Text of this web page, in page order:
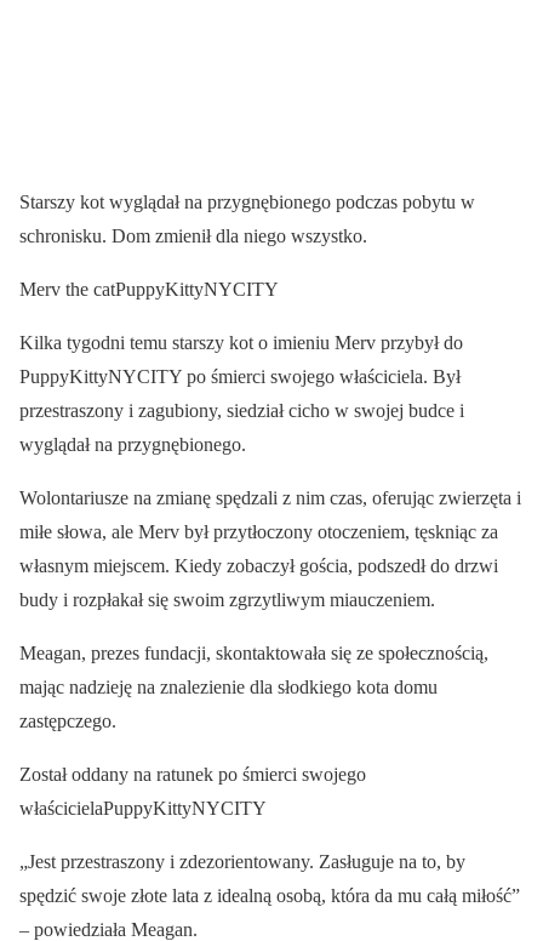
Starszy kot wyglądał na przygnębionego podczas pobytu w
schronisku. Dom zmienił dla niego wszystko.
Merv the catPuppyKittyNYCITY
Kilka tygodni temu starszy kot o imieniu Merv przybył do
PuppyKittyNYCITY po śmierci swojego właściciela. Był
przestraszony i zagubiony, siedział cicho w swojej budce i
wyglądał na przygnębionego.
Wolontariusze na zmianę spędzali z nim czas, oferując zwierzęta i
miłe słowa, ale Merv był przytłoczony otoczeniem, tęskniąc za
własnym miejscem. Kiedy zobaczył gościa, podszedł do drzwi
budy i rozpłakał się swoim zgrzytliwym miauczeniem.
Meagan, prezes fundacji, skontaktowała się ze społecznością,
mając nadzieję na znalezienie dla słodkiego kota domu
zastępczego.
Został oddany na ratunek po śmierci swojego
właścicielaPuppyKittyNYCITY
„Jest przestraszony i zdezorientowany. Zasługuje na to, by
spędzić swoje złote lata z idealną osobą, która da mu całą miłość”
– powiedziała Meagan.